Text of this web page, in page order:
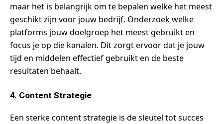
maar het is belangrijk om te bepalen welke het meest
geschikt zijn voor jouw bedrijf. Onderzoek welke
platforms jouw doelgroep het meest gebruikt en
focus je op die kanalen. Dit zorgt ervoor dat je jouw
tijd en middelen effectief gebruikt en de beste
resultaten behaalt.
4. Content Strategie
Een sterke content strategie is de sleutel tot succes